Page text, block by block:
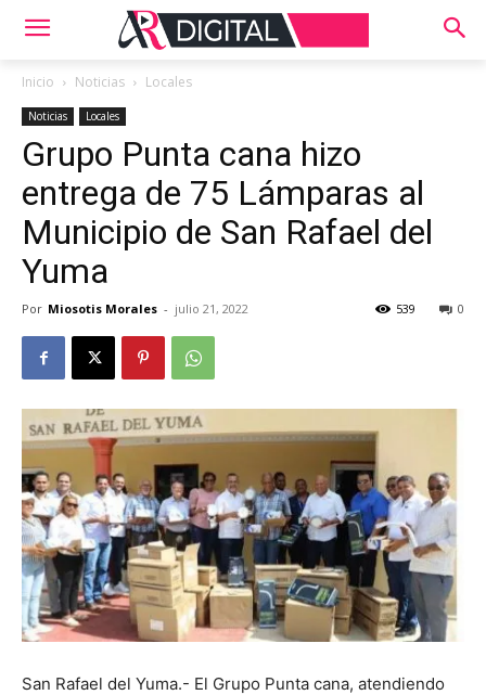
Inicio Noticias Locales
Noticias Locales
Grupo Punta cana hizo
entrega de 75 Lámparas al
Municipio de San Rafael del
Yuma
Por Miosotis Morales - julio 21, 2022 0
539
San Rafael del Yuma.- El Grupo Punta cana, atendiendo